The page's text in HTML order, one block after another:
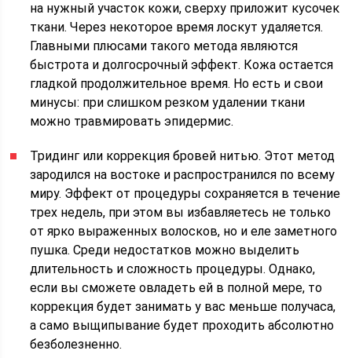
на нужный участок кожи, сверху приложит кусочек
ткани. Через некоторое время лоскут удаляется.
Главными плюсами такого метода являются
быстрота и долгосрочный эффект. Кожа остается
гладкой продолжительное время. Но есть и свои
минусы: при слишком резком удалении ткани
можно травмировать эпидермис.
Тридинг или коррекция бровей нитью. Этот метод
зародился на востоке и распространился по всему
миру. Эффект от процедуры сохраняется в течение
трех недель, при этом вы избавляетесь не только
от ярко выраженных волосков, но и еле заметного
пушка. Среди недостатков можно выделить
длительность и сложность процедуры. Однако,
если вы сможете овладеть ей в полной мере, то
коррекция будет занимать у вас меньше получаса,
а само выщипывание будет проходить абсолютно
безболезненно.